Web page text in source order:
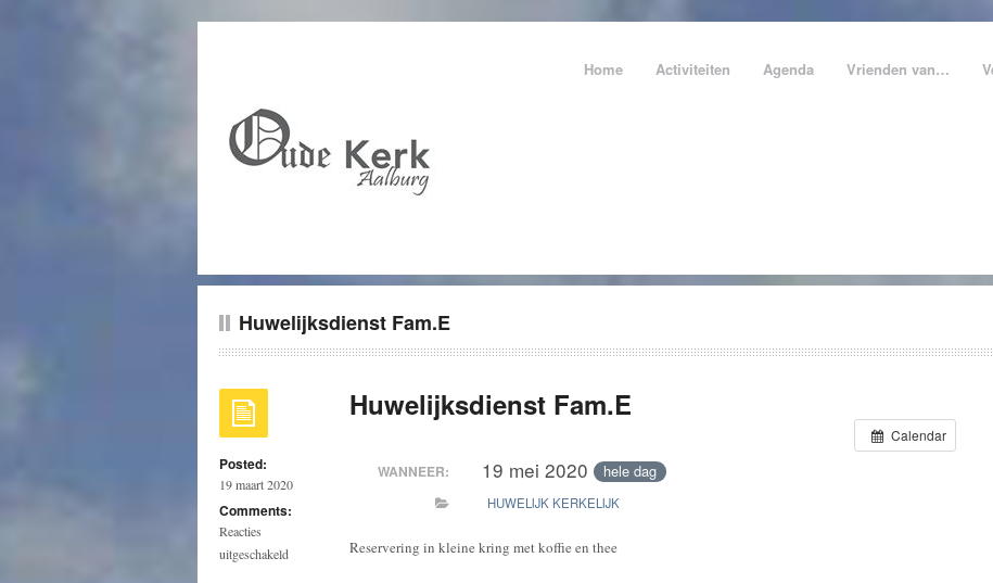
Home Activiteiten Agenda Vrienden van…
Huwelijksdienst Fam.E
Posted:
19 maart 2020
Comments:
Reacties
uitgeschakeld
Huwelijksdienst Fam.E
Calendar
WANNEER: 19 mei 2020 hele dag
HUWELIJK KERKELIJK
Reservering in kleine kring met koffie en thee